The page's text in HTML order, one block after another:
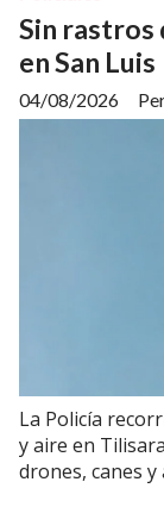
Sin rastros
en San Luis
04/08/2026
La Policía
y aire en
drones, canes y